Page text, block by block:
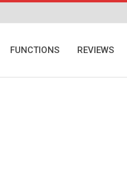
FUNCTIONS REVIEWS